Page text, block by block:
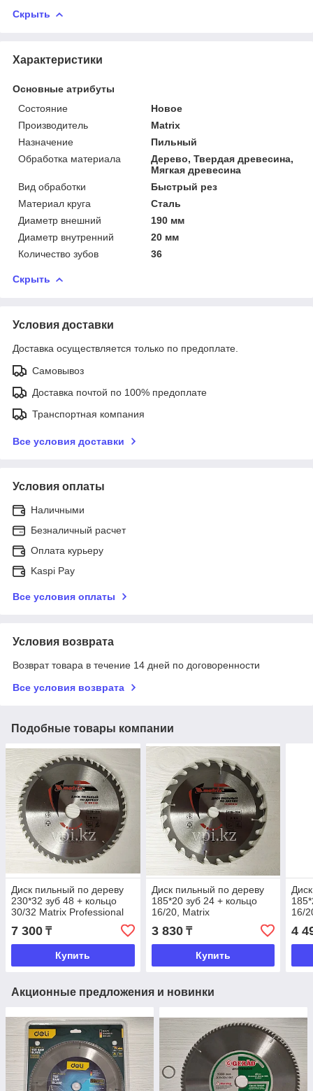
Скрыть
Характеристики
Основные атрибуты
Состояние
Новое
Производитель
Matrix
Назначение
Пильный
Обработка материала
Дерево, Твердая древесина,
Мягкая древесина
Вид обработки
Быстрый рез
Материал круга
Сталь
Диаметр внешний
190 мм
Диаметр внутренний
20 мм
Количество зубов
36
Скрыть
Условия доставки
Доставка осуществляется только по предоплате.
Самовывоз
Доставка почтой по 100% предоплате
Транспортная компания
Все условия доставки
Условия оплаты
Наличными
Безналичный расчет
Оплата курьеру
Kaspi Pay
Все условия оплаты
Условия возврата
Возврат товара в течение 14 дней по договоренности
Все условия возврата
Подобные товары компании
Диск пильный по дереву
230*32 зуб 48 + кольцо
30/32 Matrix Professional
7 300 ₸
Купить
Диск пильный по дереву
185*20 зуб 24 + кольцо
16/20, Matrix
3 830₸
Купить
16/
4
Акционные предложения и новинки